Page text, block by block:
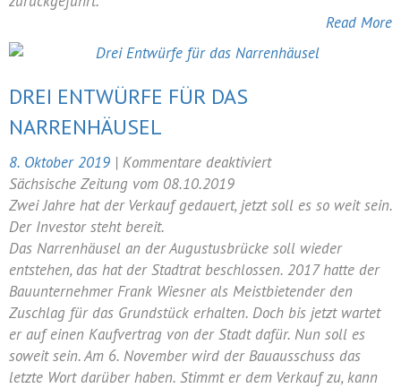
Read More
DREI ENTWÜRFE FÜR DAS
NARRENHÄUSEL
8. Oktober 2019 | Kommentare deaktiviertfür
Entwürfe
das
Narrenhäusel
Sächsische Zeitung vom 08.10.2019
Zwei Jahre hat der Verkauf gedauert, jetzt soll es so weit sein.
Der Investor steht bereit.
Das Narrenhäusel an der Augustusbrücke soll wieder
entstehen, das hat der Stadtrat beschlossen. 2017 hatte der
Bauunternehmer Frank Wiesner als Meistbietender den
Zuschlag für das Grundstück erhalten. Doch bis jetzt wartet
er auf einen Kaufvertrag von der Stadt dafür. Nun soll es
soweit sein. Am 6. November wird der Bauausschuss das
letzte Wort darüber haben. Stimmt er dem Verkauf zu, kann